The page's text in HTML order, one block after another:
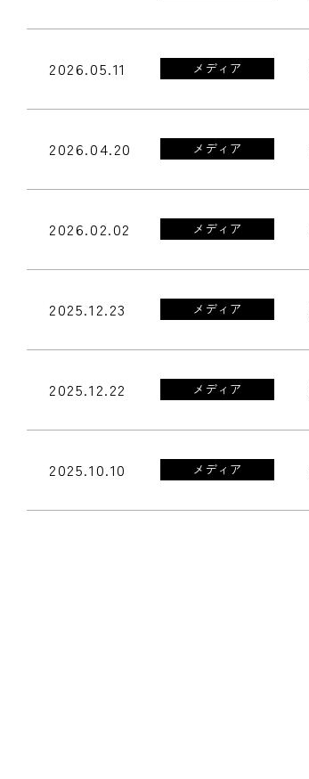
2026.05.11 メディア
2026.04.20 メディア
2026.02.02 メディア
2025.12.23 メディア
2025.12.22 メディア
2025.10.10 メディア